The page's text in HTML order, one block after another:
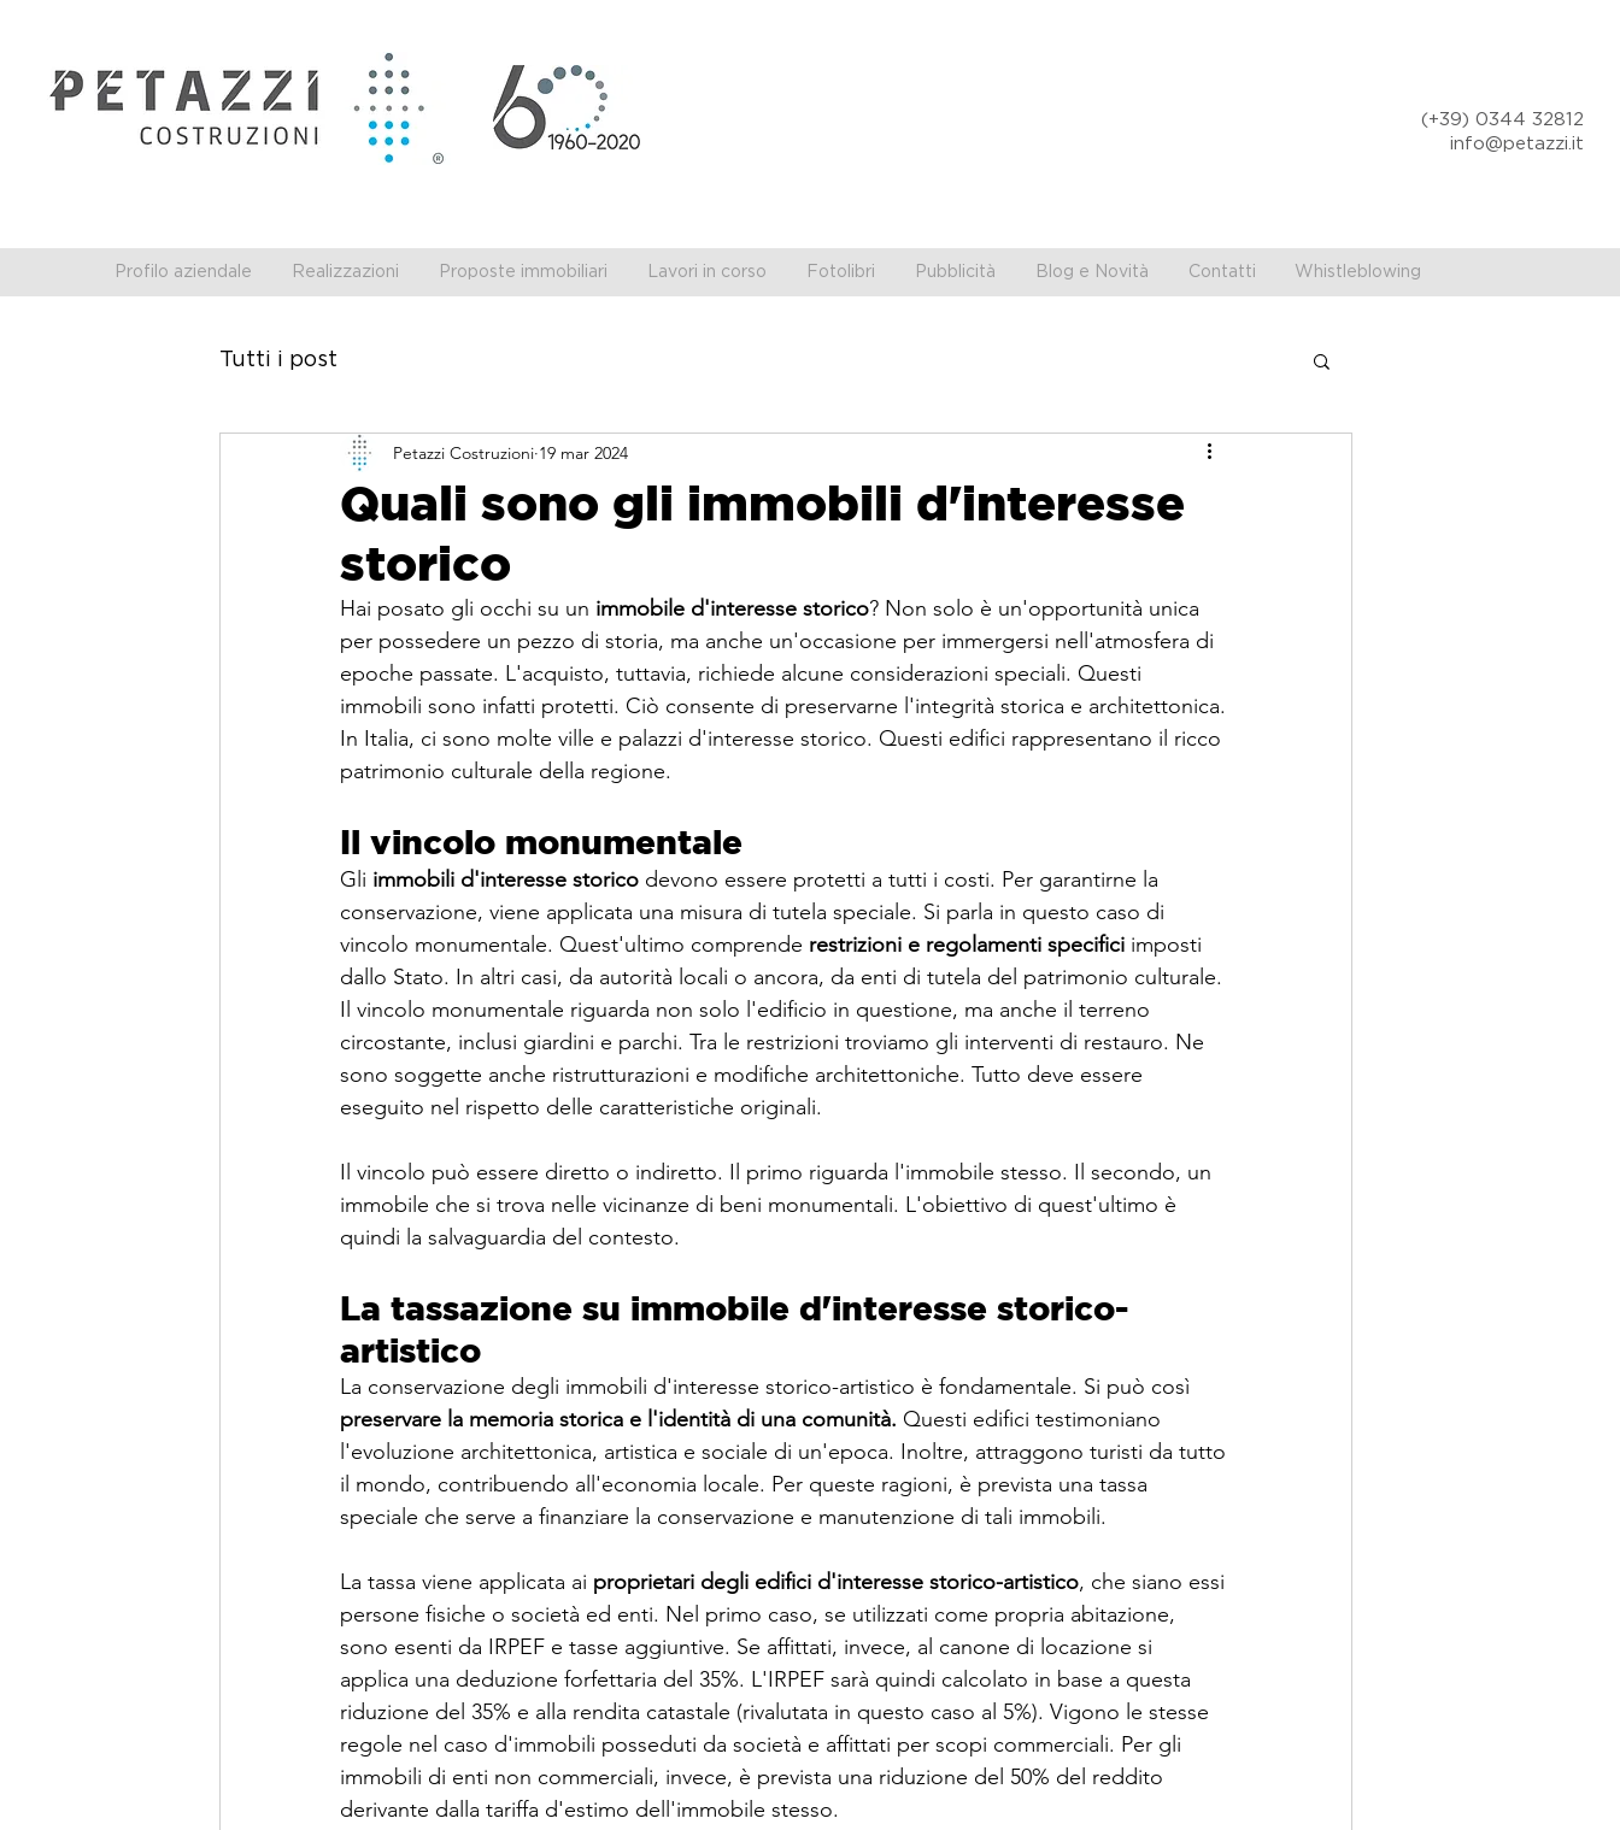
(+39) 0344 32812
info@petazzi.it
Profilo aziendale Realizzazioni Proposte immobiliari Lavori in corso Fotolibri Pubblicità Blog e Novità Contatti Whistleblowing
Tutti i post
Quali sono gli immobili d'interesse
storico
Petazzi Costruzioni 19 mar 2024
Hai posato gli occhi su un immobile d'interesse storico? Non solo è un'opportunità unica
per possedere un pezzo di storia, ma anche un'occasione per immergersi nell'atmosfera di
epoche passate. L'acquisto, tuttavia, richiede alcune considerazioni speciali. Questi
immobili sono infatti protetti. Ciò consente di preservarne l'integrità storica e architettonica.
In Italia, ci sono molte ville e palazzi d'interesse storico. Questi edifici rappresentano il ricco
patrimonio culturale della regione.
Il vincolo monumentale
Gli immobili d'interesse storico devono essere protetti a tutti i costi. Per garantirne la
conservazione, viene applicata una misura di tutela speciale. Si parla in questo caso di
vincolo monumentale. Quest'ultimo comprende restrizioni e regolamenti specifici imposti
dallo Stato. In altri casi, da autorità locali o ancora, da enti di tutela del patrimonio culturale.
Il vincolo monumentale riguarda non solo l'edificio in questione, ma anche il terreno
circostante, inclusi giardini e parchi. Tra le restrizioni troviamo gli interventi di restauro. Ne
sono soggette anche ristrutturazioni e modifiche architettoniche. Tutto deve essere
eseguito nel rispetto delle caratteristiche originali.
Il vincolo può essere diretto o indiretto. Il primo riguarda l'immobile stesso. Il secondo, un
immobile che si trova nelle vicinanze di beni monumentali. L'obiettivo di quest'ultimo è
quindi la salvaguardia del contesto.
La tassazione su immobile d'interesse storico-
artistico
La conservazione degli immobili d'interesse storico-artistico è fondamentale. Si può così
preservare la memoria storica e l'identità di una comunità. Questi edifici testimoniano
l'evoluzione architettonica, artistica e sociale di un'epoca. Inoltre, attraggono turisti da tutto
il mondo, contribuendo all'economia locale. Per queste ragioni, è prevista una tassa
speciale che serve a finanziare la conservazione e manutenzione di tali immobili.
La tassa viene applicata ai proprietari degli edifici d'interesse storico-artistico, che siano essi
persone fisiche o società ed enti. Nel primo caso, se utilizzati come propria abitazione,
sono esenti da IRPEF e tasse aggiuntive. Se affittati, invece, al canone di locazione si
applica una deduzione forfettaria del 35%. L'IRPEF sarà quindi calcolato in base a questa
riduzione del 35% e alla rendita catastale (rivalutata in questo caso al 5%). Vigono le stesse
regole nel caso d'immobili posseduti da società e affittati per scopi commerciali. Per gli
immobili di enti non commerciali, invece, è prevista una riduzione del 50% del reddito
derivante dalla tariffa d'estimo dell'immobile stesso.